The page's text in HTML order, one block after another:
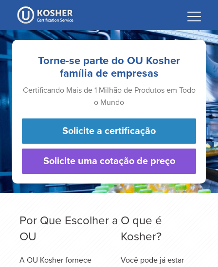
Please
note:
This
website
includes
an
system.
Torne-se parte do OU Kosher
família de empresas
Certificando Mais de 1 Milhão de Produtos em Todo
o Mundo
Solicite a certificação
Solicite uma cotação de preço
Por Que Escolher a
OU
A OU Kosher fornece
O que é
Kosher?
Você pode já estar